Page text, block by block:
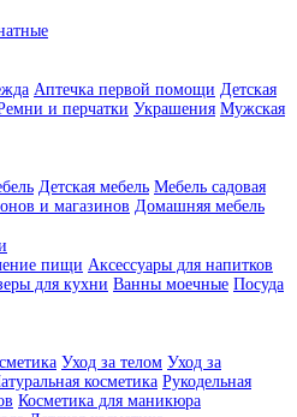
Аптечка первой помощи Детская
и перчатки Украшения Мужская
Детская мебель Мебель садовая
и магазинов Домашняя мебель
пищи Аксессуары для напитков
для кухни Ванны моечные Посуда
Уход за телом Уход за
косметика Рукодельная
Косметика для маникюра